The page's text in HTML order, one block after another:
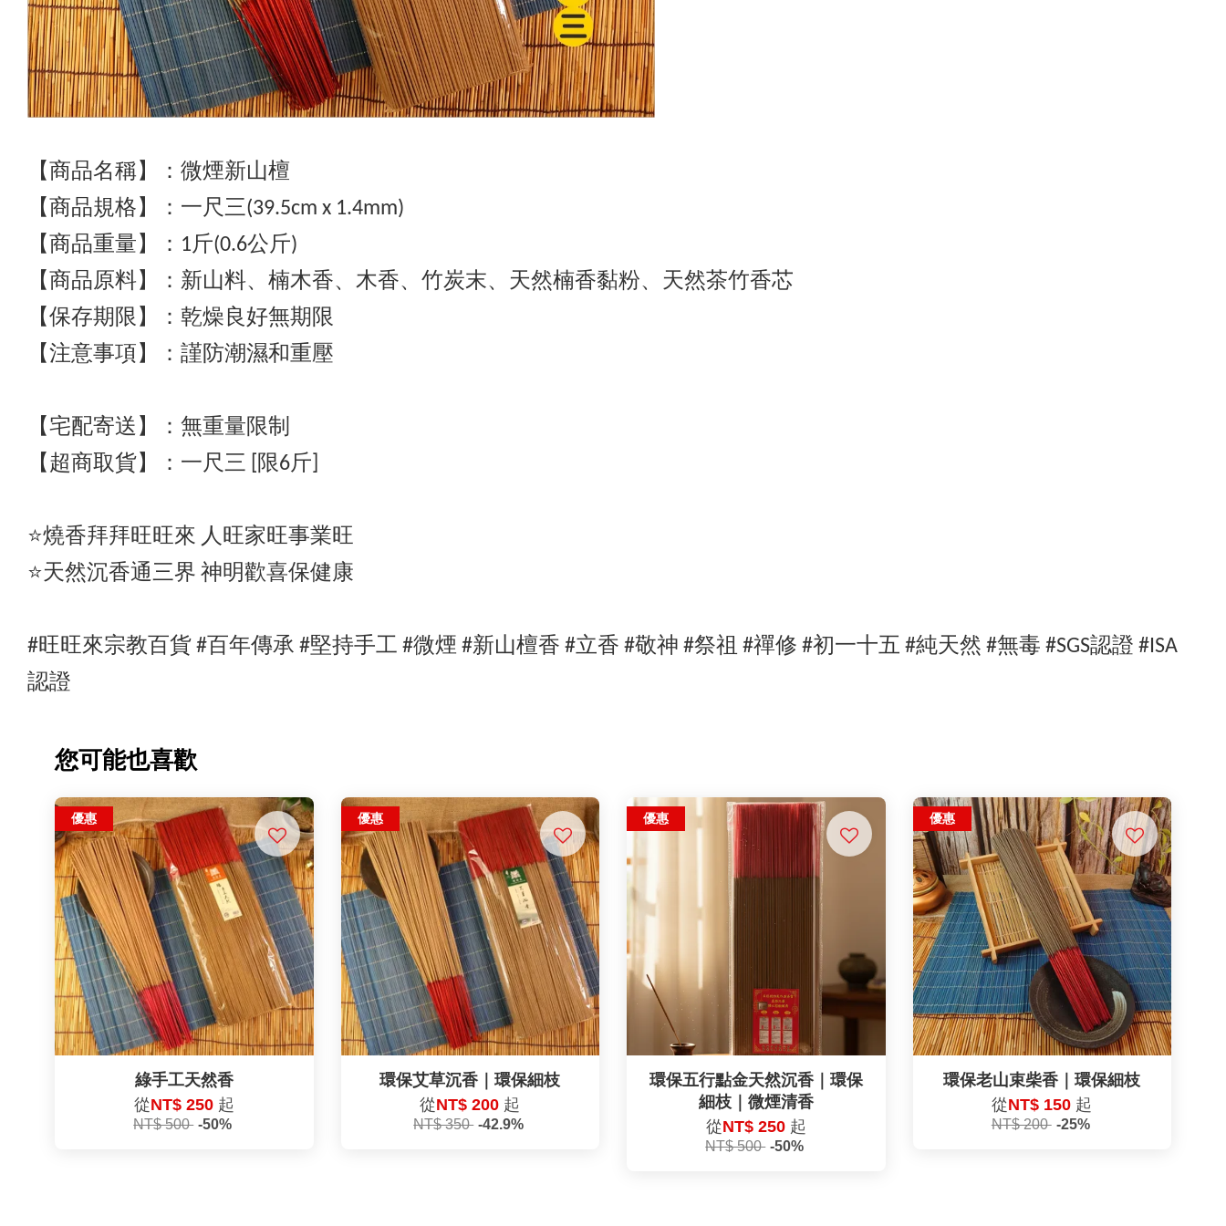
【商品名稱】：微煙新山檀
【商品規格】： 一尺三(39.5cm x 1.4mm)
【商品重量】：1斤(0.6公斤)
【商品原料】：新山料、楠木香、 木香、 竹炭末、 天然楠香黏粉、天然茶竹香芯
【保存期限】：乾燥良好無期限
【注意事項】：謹防潮濕和重壓
【宅配寄送】 ： 無重量限制
【超商取貨】
：一尺三 [ 限6斤]
⭐️燒香拜拜旺旺來 人旺家旺事業旺
⭐️天然沉香通三界 神明歡喜保健康
#旺旺來宗教百貨 #百年傳承 #堅持手工 #微煙 #新山檀香 #立香 #敬神 #祭祖 #禪修 #初一十五 #純天然 #無毒 #SGS認證 #ISA
認證
您可能也喜歡
優惠
綠手工天然香
從NT$ 250 起
NT$ 500 -50%
優惠
環保艾草沉香｜環保細枝
從NT$ 200 起
NT$ 350 -42.9%
優惠
環保五行點金天然沉香｜環保
細枝｜微煙清香
從NT$ 250 起
NT$ 500 -50%
優惠
環保老山束柴香｜環保細枝
從NT$ 150 起
NT$ 200 -25%